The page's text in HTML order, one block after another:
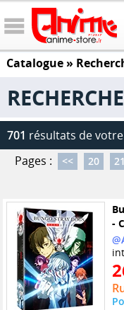
Catalogue»
RECHERCHE
701 résultats de
Pages :
<< 20 21
-